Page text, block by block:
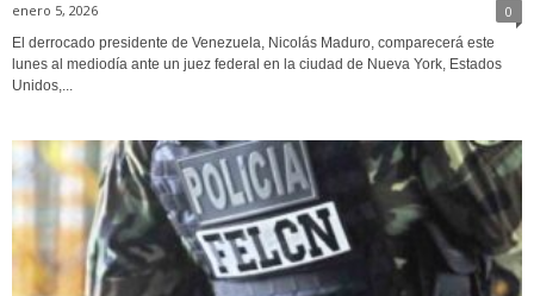
enero 5, 2026 0
El derrocado presidente de Venezuela, Nicolás Maduro, comparecerá este
lunes al mediodía ante un juez federal en la ciudad de Nueva York, Estados
Unidos,...